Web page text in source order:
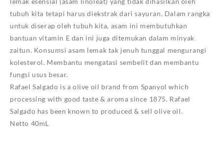
tubuh kita tetapi harus diekstrak dari sayuran. Dalam rangka
untuk diserap oleh tubuh kita, asam ini membutuhkan
bantuan vitamin E dan ini juga ditemukan dalam minyak
zaitun. Konsumsi asam lemak tak jenuh tunggal mengurangi
kolesterol. Membantu mengatasi sembelit dan membantu
fungsi usus besar.
Rafael Salgado is a olive oil brand from Spanyol which
processing with good taste & aroma since 1875. Rafael
Salgado has been known to produced & sell olive oil.
Netto 40mL